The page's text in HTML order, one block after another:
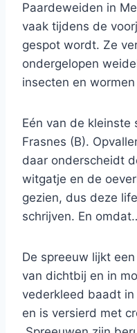
Paardeweiden in
vaak tijdens de
gespot wordt. Ze
ondergelopen
insecten en
Eén van de kleinste
Frasnes (B).
daar onderscheidt
witgatje en de
gezien, dus deze
schrijven. En
De spreeuw lijkt
van dichtbij en in
vederkleed baadt in
en is versierd met